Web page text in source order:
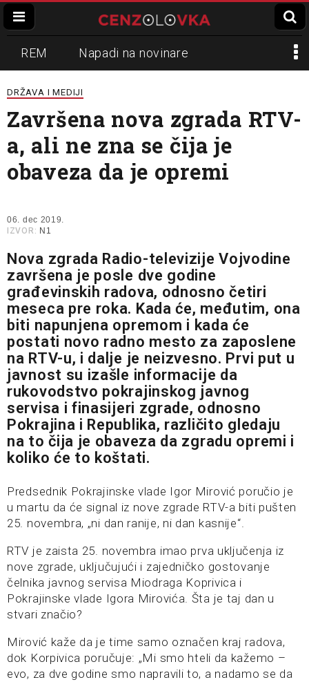
REM Napadi na novinare
Zvučni top
Propaganda Lokalni mediji
Informer Slavko Ćuruvija
DRŽAVA I MEDIJI
Završena nova zgrada RTV-
a, ali ne zna se čija je
obaveza da je opremi
06. dec 2019.
IZVOR: N1
Nova zgrada Radio-televizije Vojvodine
završena je posle dve godine
građevinskih radova, odnosno četiri
meseca pre roka. Kada će, međutim, ona
biti napunjena opremom i kada će
postati novo radno mesto za zaposlene
na RTV-u, i dalje je neizvesno. Prvi put u
javnost su izašle informacije da
rukovodstvo pokrajinskog javnog
servisa i finasijeri zgrade, odnosno
Pokrajina i Republika, različito gledaju
na to čija je obaveza da zgradu opremi i
koliko će to koštati.
Predsednik Pokrajinske vlade Igor Mirović poručio je
u martu da će signal iz nove zgrade RTV-a biti pušten
25. novembra, „ni dan ranije, ni dan kasnije“.
RTV je zaista 25. novembra imao prva uključenja iz
nove zgrade, uključujući i zajedničko gostovanje
čelnika javnog servisa Miodraga Koprivica i
Pokrajinske vlade Igora Mirovića. Šta je taj dan u
stvari značio?
Mirović kaže da je time samo označen kraj radova,
dok Korpivica poručuje: „Mi smo hteli da kažemo –
evo, za dve godine smo napravili to, a nadamo se da